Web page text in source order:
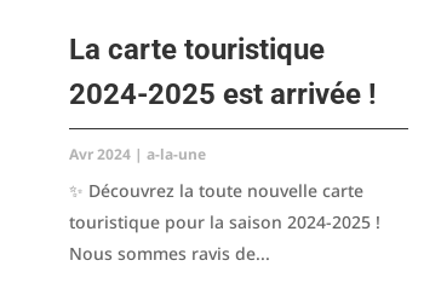
La carte touristique
2024-2025 est arrivée !
Avr 2024| a-la-une
✨ Découvrez la toute nouvelle carte
touristique pour la saison 2024-2025 !
Nous sommes ravis de...